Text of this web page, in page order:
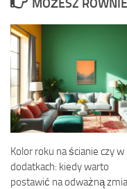
MOŻESZ
Kolor roku na ścianie czy w
dodatkach: kiedy warto
postawić na odważną